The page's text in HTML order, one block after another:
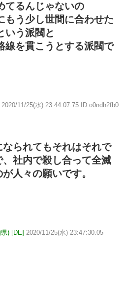
てるんじゃないの
もう少し世間に合わせた
いう派閥と
線を貫こうとする派閥で
2020/11/25(水) 23:44:07.75 ID:o0ndh2fb0
られてもそれはそれで
社内で殺し合って全滅
人々の願いです。
) [DE] 2020/11/25(水) 23:47:30.05